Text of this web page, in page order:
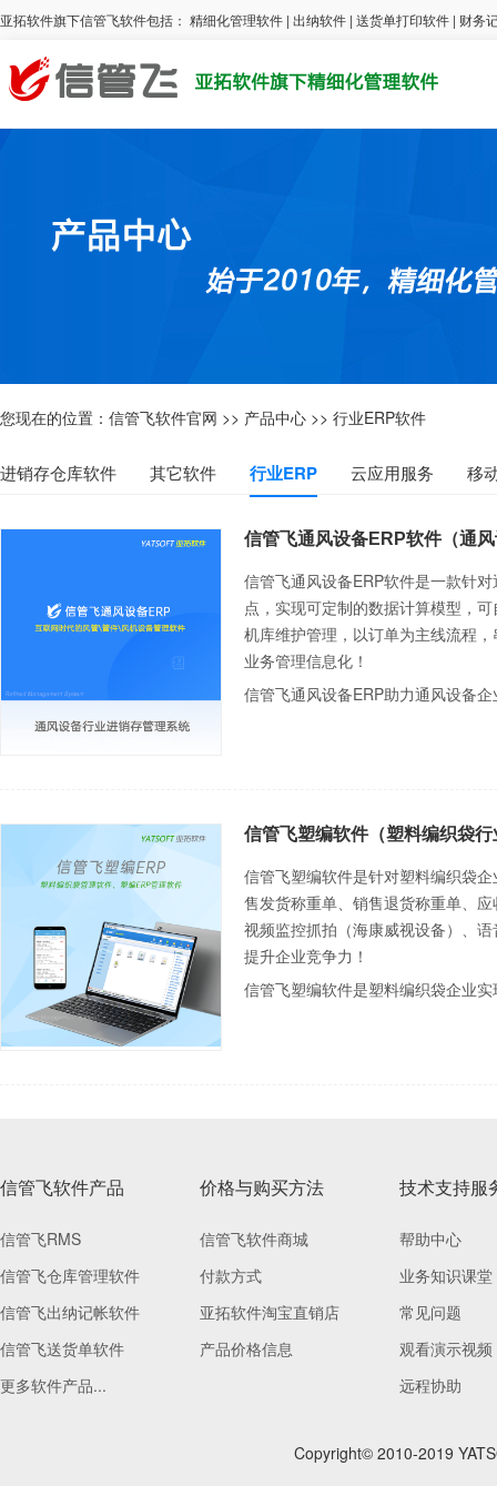
亚拓软件旗下信管飞软件包括： 精细化管理软件 | 出纳软件 | 送货单打印软件 | 财务
您现在的位置： 信管飞软件官网 >> 产品中心 >> 行业ERP软件
进销存仓库软件 其它软件 行业ERP 云应用服务 移
信管飞通风设备ERP软件（通
信管飞通风设备ERP软件是一款针
点，实现可定制的数据计算模型，
机库维护管理，以订单为主线流程
业务管理信息化！
信管飞通风设备ERP助力通风设备
信管飞塑编软件（塑料编织袋
信管飞塑编软件是针对塑料编织袋
售发货称重单、销售退货称重单、
视频监控抓拍（海康威视设备）、
提升企业竞争力！
信管飞塑编软件是塑料编织袋企业
信管飞软件产品
信管飞RMS
信管飞仓库管理软件
信管飞出纳记帐软件
信管飞送货单软件
更多软件产品...
价格与购买方法
信管飞软件商城
付款方式
亚拓软件淘宝直销店
产品价格信息
技术支持服
帮助中心
业务知识课堂
常见问题
观看演示视频
远程协助
Copyright© 2010-2019